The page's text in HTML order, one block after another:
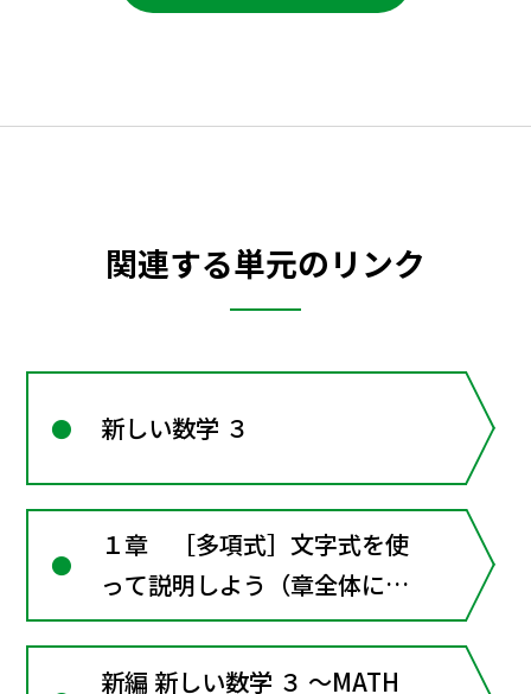
関連する単元のリンク
新しい数学 ３
１章 ［多項式］文字式を使
って説明しよう（章全体にか
かわる資料）
新編 新しい数学 ３ ～MATH